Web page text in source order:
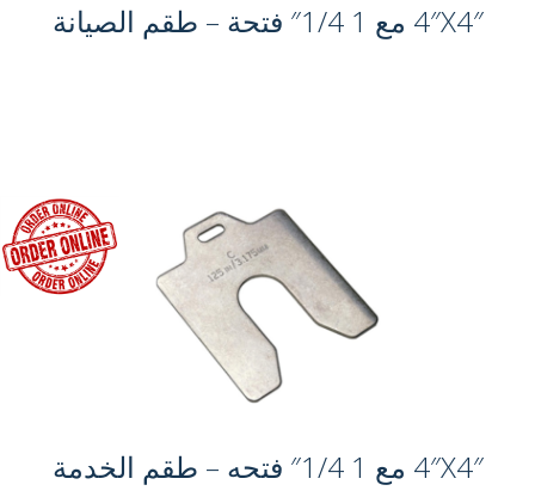
4″X4″ مع 1 1/4″ فتحة – طقم الصيانة
4″X4″ مع 1 1/4″ فتحه – طقم الخدمة